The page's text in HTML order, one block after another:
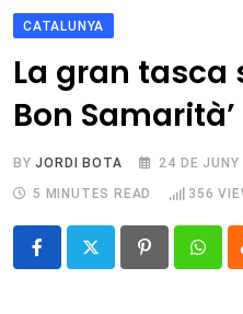
Botiga
CATALUNYA
La gran tasca
Bon
BYJORDI BOTA 24 DE JUNY
5 MINUTES READ
356
Pinterest